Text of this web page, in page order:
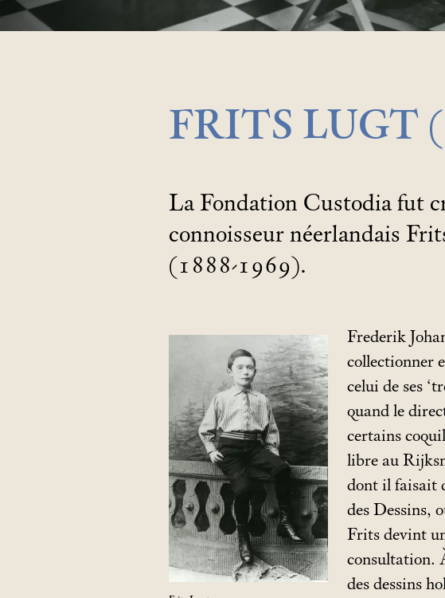
FRITS LUGT
La Fondation Custodia fut
connoisseur néerlandais
(1888-1969).
Frederik
collectionner
celui de ses
quand le
certains
libre au
dont il faisait
des Dessins,
Frits devint
consultation.
des dessins